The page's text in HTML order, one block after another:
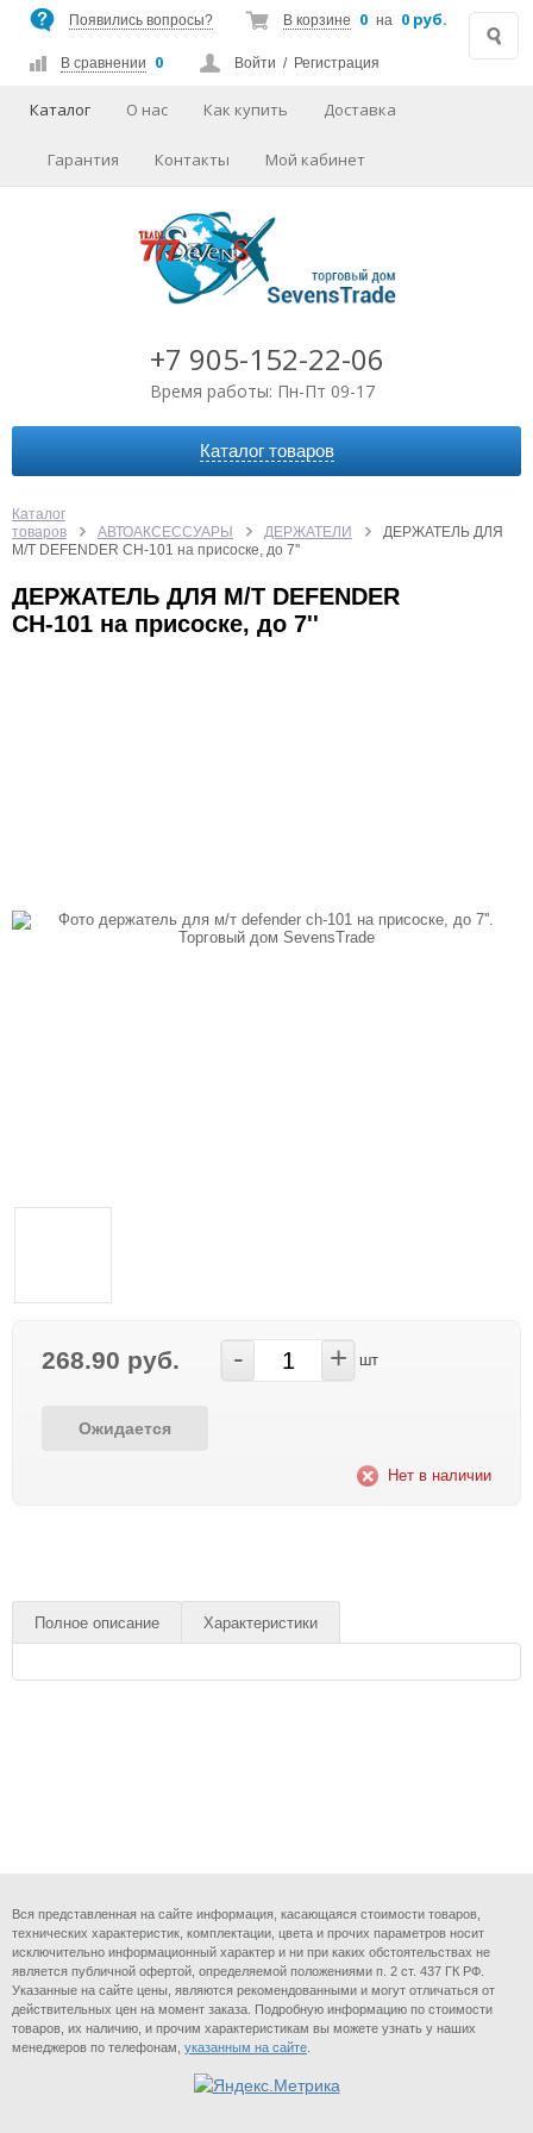
Появились вопросы? В корзине 0 на 0 руб.
В сравнении 0 Войти / Регистрация
Каталог О нас Как купить Доставка
Гарантия Контакты Мой кабинет
+7 905-152-22-06
Время работы: Пн-Пт 09-17
Каталог товаров
БЫТОВАЯ ТЕХНИКА ИГРУШКИ КАЛЬКУЛЯТОРЫ
КАНЦТОВАРЫ КРАСОТА И ЗДОРОВЬЕ
ОТДЫХ И СПОРТ ТВ ШОП
Каталог
товаров
АВТОАКСЕССУАРЫ ДЕРЖАТЕЛИ
ДЕРЖАТЕЛЬ ДЛЯ
М/Т DEFENDER CH-101 на присоске, до 7''
ДЕРЖАТЕЛЬ ДЛЯ М/Т DEFENDER
CH-101 на присоске, до 7''
268.90 руб. - + шт
Ожидается
Нет в наличии
Полное описание Характеристики
Вся представленная на сайте информация, касающаяся стоимости товаров,
технических характеристик, комплектации, цвета и прочих параметров носит
исключительно информационный характер и ни при каких обстоятельствах не
является публичной офертой, определяемой положениями п. 2 ст. 437 ГК РФ.
Указанные на сайте цены, являются рекомендованными и могут отличаться от
действительных цен на момент заказа. Подробную информацию по стоимости
товаров, их наличию, и прочим характеристикам вы можете узнать у наших
менеджеров по телефонам, указанным на сайте